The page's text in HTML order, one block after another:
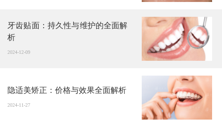
牙齿贴面：持久性与维护的全面解
析
2024-12-09
隐适美矫正：价格与效果全面解析
2024-11-27